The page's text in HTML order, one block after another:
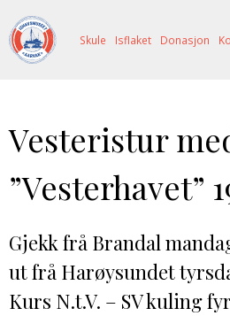
OM OSS
BILDE FRÅ MUSEET
UTSTILLINGAR
ISHAVSSKUTA AARVAK
OVERVINTRINGSFANGST PÅ
ARRANGEMENT
UTLEIGE
FORTELLINGAR
SVALBARD
NORDØST-GRØNLAND
SELFANGST
NETTBUTIKK
SKUTEKATALOG
ARRANGEMENT
UTLEIGE
Skule Isflaket Donasjon
Vesteristur
”Vesterhavet”
Gjekk frå Brandal
ut frå Harøysundet
Kurs N.t.V. – SV kuling